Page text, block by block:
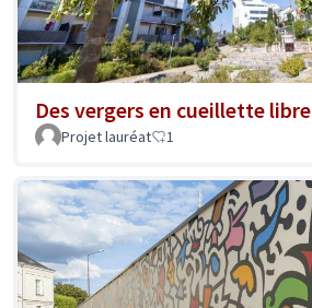
Des vergers en cueillette libre
Projet lauréat 1